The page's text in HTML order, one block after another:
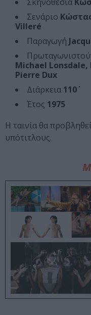
Σενάριο
Villeré
Παραγωγή
Michael
Pierre Dux
Διάρκεια 110΄
Έτος 1975
Η ταινία θα
υπότιτλους.